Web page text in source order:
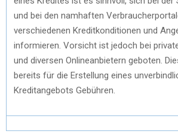
und bei den namhaften
verschiedenen Kreditkonditionen und
informieren. Vorsicht ist jedoch bei
und diversen Onlineanbietern geboten.
bereits für die Erstellung eines
Kreditangebots Gebühren.